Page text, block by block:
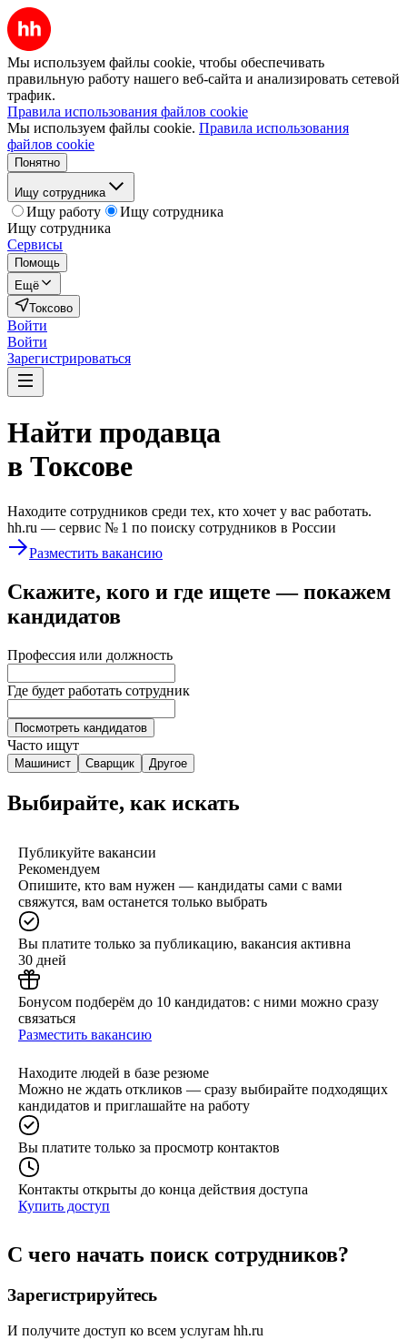
Мы используем файлы cookie, чтобы обеспечивать
правильную работу нашего веб-сайта и анализировать сетевой
трафик.
Правила использования файлов cookie
Мы используем файлы cookie. Правила использования
файлов cookie
Понятно
Ищу сотрудника
Ищу работу
Ищу сотрудника
Ищу сотрудника
Сервисы
Помощь
Ещё
Токсово
Войти
Войти
Зарегистрироваться
Найти продавца
в Токсове
Находите сотрудников среди тех, кто хочет у вас работать.
hh.ru — сервис № 1 по поиску сотрудников в России
Разместить вакансию
Скажите, кого и где ищете — покажем
кандидатов
Профессия или должность
Где будет работать сотрудник
Посмотреть кандидатов
Часто ищут
Машинист Сварщик Другое
Выбирайте, как искать
Публикуйте вакансии
Рекомендуем
Опишите, кто вам нужен — кандидаты сами с вами
свяжутся, вам останется только выбрать
Вы платите только за публикацию, вакансия активна
30 дней
Бонусом подберём до 10 кандидатов: с ними можно сразу
связаться
Разместить вакансию
Находите людей в базе резюме
Можно не ждать откликов — сразу выбирайте подходящих
кандидатов и приглашайте на работу
Вы платите только за просмотр контактов
Контакты открыты до конца действия доступа
Купить доступ
С чего начать поиск сотрудников?
Зарегистрируйтесь
И получите доступ ко всем услугам hh.ru